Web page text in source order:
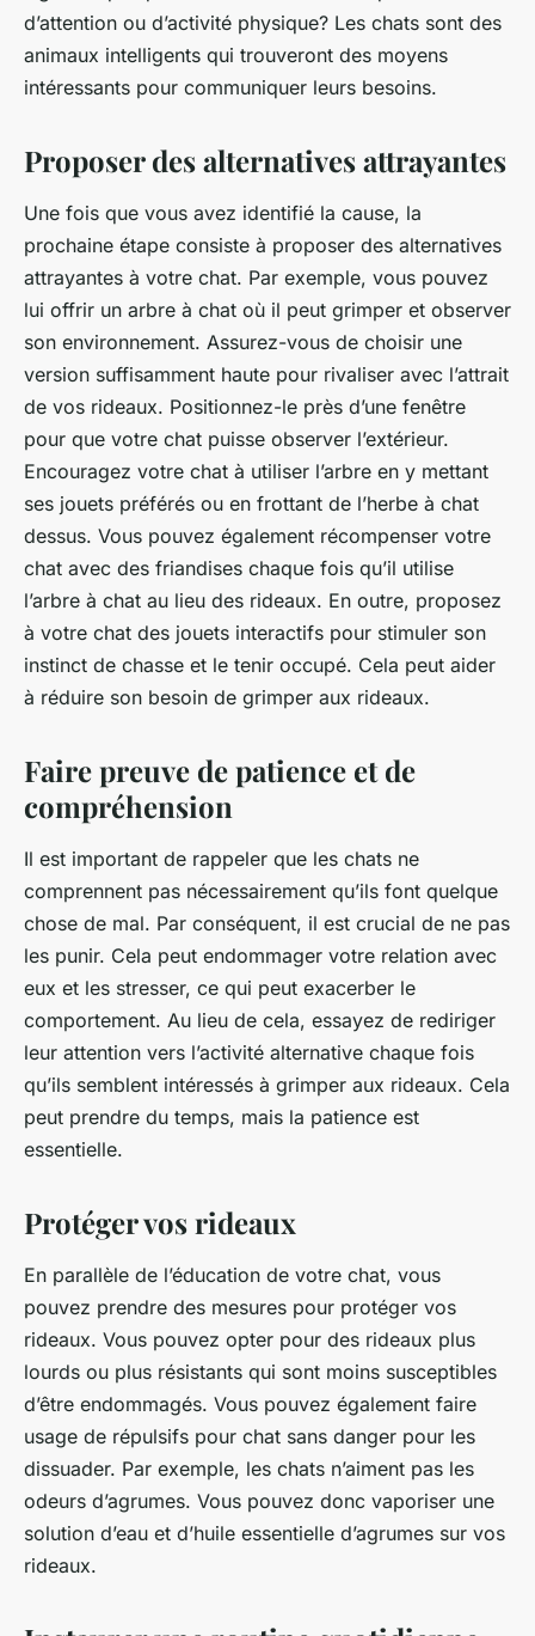
d’attention ou d’activité physique? Les chats sont des
animaux intelligents qui trouveront des moyens
intéressants pour communiquer leurs besoins.
Proposer des alternatives attrayantes
Une fois que vous avez identifié la cause, la
prochaine étape consiste à proposer des alternatives
attrayantes à votre chat. Par exemple, vous pouvez
lui offrir un arbre à chat où il peut grimper et observer
son environnement. Assurez-vous de choisir une
version suffisamment haute pour rivaliser avec l’attrait
de vos rideaux. Positionnez-le près d’une fenêtre
pour que votre chat puisse observer l’extérieur.
Encouragez votre chat à utiliser l’arbre en y mettant
ses jouets préférés ou en frottant de l’herbe à chat
dessus. Vous pouvez également récompenser votre
chat avec des friandises chaque fois qu’il utilise
l’arbre à chat au lieu des rideaux. En outre, proposez
à votre chat des jouets interactifs pour stimuler son
instinct de chasse et le tenir occupé. Cela peut aider
à réduire son besoin de grimper aux rideaux.
Faire preuve de patience et de
compréhension
Il est important de rappeler que les chats ne
comprennent pas nécessairement qu’ils font quelque
chose de mal. Par conséquent, il est crucial de ne pas
les punir. Cela peut endommager votre relation avec
eux et les stresser, ce qui peut exacerber le
comportement. Au lieu de cela, essayez de rediriger
leur attention vers l’activité alternative chaque fois
qu’ils semblent intéressés à grimper aux rideaux. Cela
peut prendre du temps, mais la patience est
essentielle.
Protéger vos rideaux
En parallèle de l’éducation de votre chat, vous
pouvez prendre des mesures pour protéger vos
rideaux. Vous pouvez opter pour des rideaux plus
lourds ou plus résistants qui sont moins susceptibles
d’être endommagés. Vous pouvez également faire
usage de répulsifs pour chat sans danger pour les
dissuader. Par exemple, les chats n’aiment pas les
odeurs d’agrumes. Vous pouvez donc vaporiser une
solution d’eau et d’huile essentielle d’agrumes sur vos
rideaux.